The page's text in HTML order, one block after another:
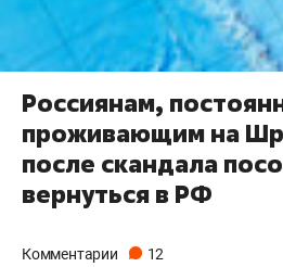
Россиянам,
проживающим на
после скандала
вернуться в РФ
Комментарии 12